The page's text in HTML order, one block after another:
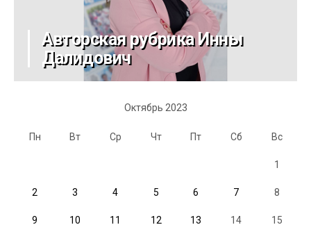
Авторская рубрика Инны
Далидович
Октябрь 2023
Пн Вт Ср Чт Пт Сб Вс
1
2 3 4 5 6 7 8
9 10 11 12 13 14 15